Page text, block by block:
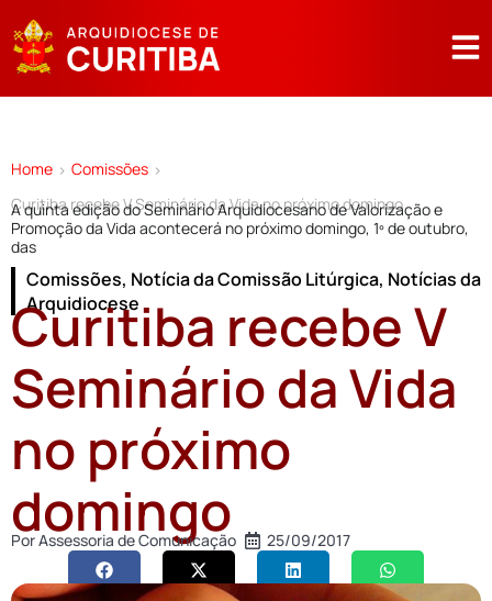
Home > Comissões >
Curitiba recebe V Seminário da Vida no próximo domingo
A quinta edição do Seminário Arquidiocesano de Valorização e
Promoção da Vida acontecerá no próximo domingo, 1º de outubro,
das
Comissões, Notícia da Comissão Litúrgica, Notícias da
Arquidiocese
Curitiba recebe V
Seminário da Vida
no próximo
domingo
PorAssessoria de Comunicação 25/09/2017